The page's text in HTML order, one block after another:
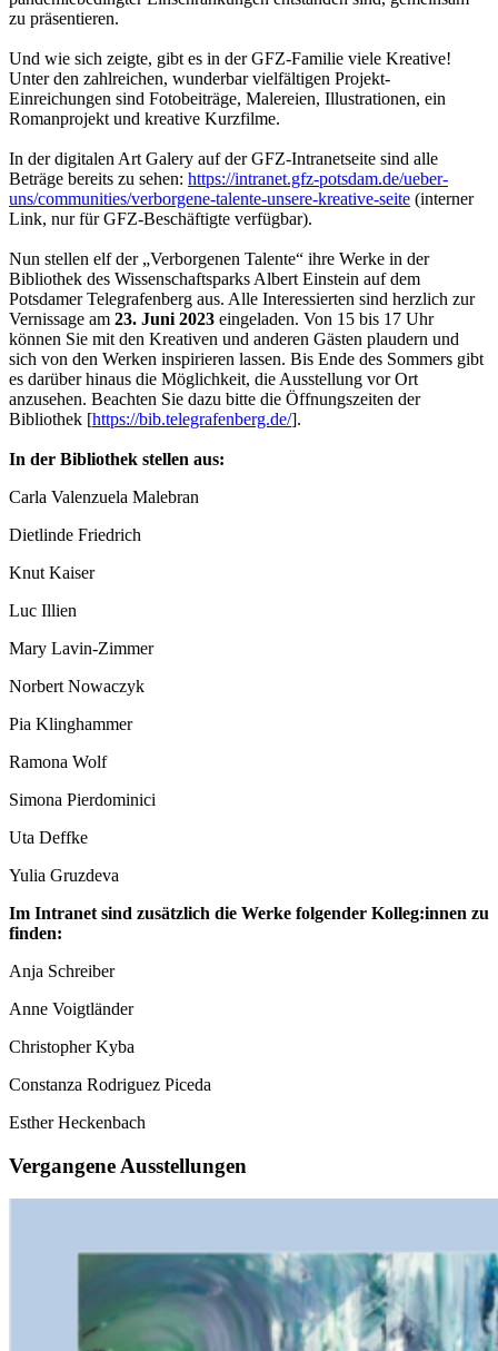
zu präsentieren.
Und wie sich zeigte, gibt es in der GFZ-Familie viele Kreative!
Unter den zahlreichen, wunderbar vielfältigen Projekt-
Einreichungen sind Fotobeiträge, Malereien, Illustrationen, ein
Romanprojekt und kreative Kurzfilme.
In der digitalen Art Galery auf der GFZ-Intranetseite sind alle
Beträge bereits zu sehen: https://intranet.gfz-potsdam.de/ueber-
uns/communities/verborgene-talente-unsere-kreative-seite (interner
Link, nur für GFZ-Beschäftigte verfügbar).
Nun stellen elf der „Verborgenen Talente“ ihre Werke in der
Bibliothek des Wissenschaftsparks Albert Einstein auf dem
Potsdamer Telegrafenberg aus. Alle Interessierten sind herzlich zur
Vernissage am 23. Juni 2023 eingeladen. Von 15 bis 17 Uhr
können Sie mit den Kreativen und anderen Gästen plaudern und
sich von den Werken inspirieren lassen. Bis Ende des Sommers gibt
es darüber hinaus die Möglichkeit, die Ausstellung vor Ort
anzusehen. Beachten Sie dazu bitte die Öffnungszeiten der
Bibliothek [https://bib.telegrafenberg.de/].
In der Bibliothek stellen aus:
Carla Valenzuela Malebran
Dietlinde Friedrich
Knut Kaiser
Luc Illien
Mary Lavin-Zimmer
Norbert Nowaczyk
Pia Klinghammer
Ramona Wolf
Simona Pierdominici
Uta Deffke
Yulia Gruzdeva
Im Intranet sind zusätzlich die Werke folgender Kolleg:innen zu
finden:
Anja Schreiber
Anne Voigtländer
Christopher Kyba
Constanza Rodriguez Piceda
Esther Heckenbach
Vergangene Ausstellungen